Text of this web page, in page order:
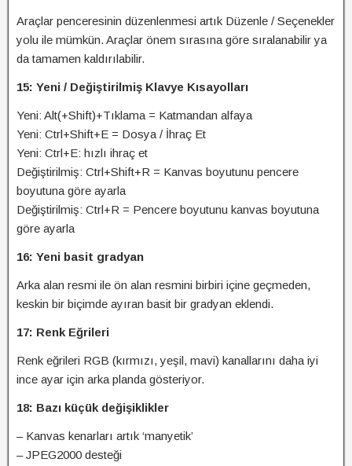
Araçlar penceresinin düzenlenmesi artık Düzenle / Seçenekler
yolu ile mümkün. Araçlar önem sırasına göre sıralanabilir ya
da tamamen kaldırılabilir.
15: Yeni / Değiştirilmiş Klavye Kısayolları
Yeni: Alt(+Shift)+Tıklama = Katmandan alfaya
Yeni: Ctrl+Shift+E = Dosya / İhraç Et
Yeni: Ctrl+E: hızlı ihraç et
Değiştirilmiş: Ctrl+Shift+R = Kanvas boyutunu pencere
boyutuna göre ayarla
Değiştirilmiş: Ctrl+R = Pencere boyutunu kanvas boyutuna
göre ayarla
16: Yeni basit gradyan
Arka alan resmi ile ön alan resmini birbiri içine geçmeden,
keskin bir biçimde ayıran basit bir gradyan eklendi.
17: Renk Eğrileri
Renk eğrileri RGB (kırmızı, yeşil, mavi) kanallarını daha iyi
ince ayar için arka planda gösteriyor.
18: Bazı küçük değişiklikler
– Kanvas kenarları artık ‘manyetik’
– JPEG2000 desteği